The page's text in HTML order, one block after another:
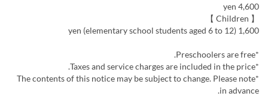
4,600 yen
【 Children 】
1,600 yen (elementary school students aged 6 to 12)
*Preschoolers are free.
*Taxes and service charges are included in the price.
*The contents of this notice may be subject to change. Please note
in advance.